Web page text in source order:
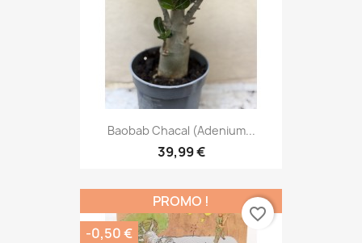
Baobab Chacal (adenium...
39,99 €
PROMO !
-0,50 €
favorite_border